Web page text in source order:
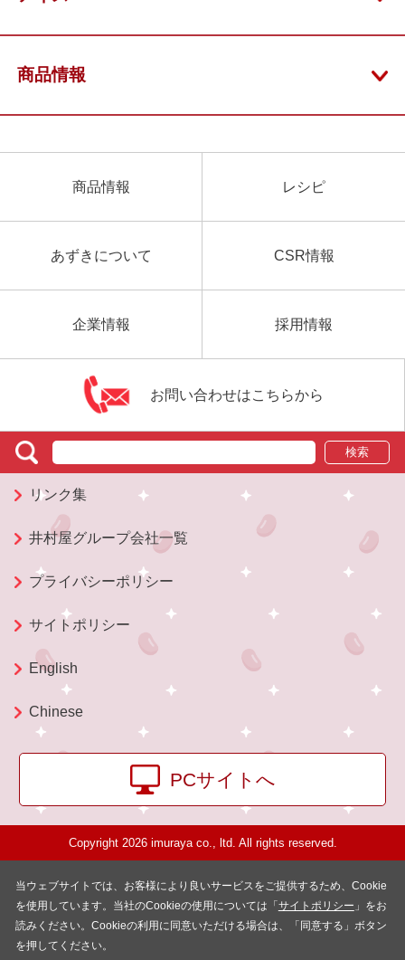
当ウェブサイトでは、お客様により良いサービスをご提供するため、Cookie
を使用しています。当社のCookieの使用については「 サイトポリシー 」をお
読みください。Cookieの利用に同意いただける場合は、「同意する」ボタン
を押してください。
商品情報
商品情報 レシピ
あずきについて CSR情報
企業情報 採用情報
お問い合わせはこちらから
検索
リンク集
井村屋グループ会社一覧
プライバシーポリシー
サイトポリシー
English
Chinese
PCサイトへ
Copyright 2026 imuraya co., ltd. All rights reserved.